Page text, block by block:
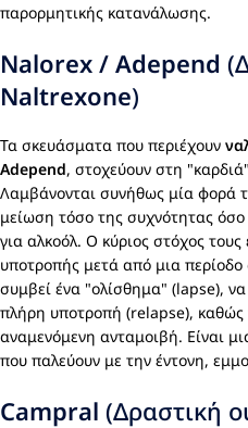
παρορμητικής κατανάλωσης.
Nalorex / Adepend
Naltrexone)
Τα σκευάσματα που περιέχουν
Adepend, στοχεύουν στη
Λαμβάνονται συνήθως μία φορά
μείωση τόσο της συχνότητας όσο
για αλκοόλ. Ο κύριος στόχος τους
υποτροπής μετά από μια
συμβεί ένα "ολίσθημα" (lapse),
πλήρη υποτροπή (relapse), καθώς
αναμενόμενη ανταμοιβή. Είναι
που παλεύουν με την έντονη,
Campral (Δραστική